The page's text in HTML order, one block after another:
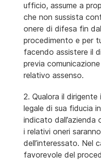
ufficio, assume a
che non sussista
onere di difesa fin
procedimento e per
facendo assistere il
previa
relativo assenso.
2. Qualora il
legale di sua fiducia
indicato
i relativi oneri
dell’interessato. Nel
favorevole del